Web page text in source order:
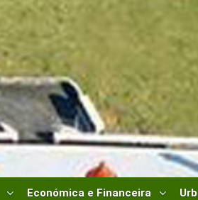
Económica e Financeira